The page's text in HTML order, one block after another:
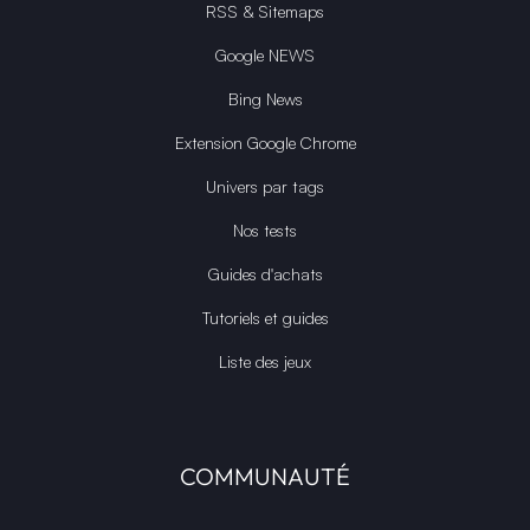
RSS & Sitemaps
Google NEWS
Bing News
Extension Google Chrome
Univers par tags
Nos tests
Guides d'achats
Tutoriels et guides
Liste des jeux
COMMUNAUTÉ